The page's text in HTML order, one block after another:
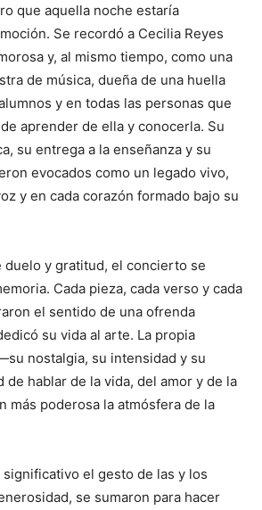
que aquella noche estaría
Se recordó a Cecilia Reyes
y, al mismo tiempo, como una
de música, dueña de una huella
y en todas las personas que
aprender de ella y conocerla. Su
su entrega a la enseñanza y su
evocados como un legado vivo,
y en cada corazón formado bajo su
duelo y gratitud, el concierto se
Cada pieza, cada verso y cada
el sentido de una ofrenda
su vida al arte. La propia
nostalgia, su intensidad y su
de hablar de la vida, del amor y de la
más poderosa la atmósfera de la
el gesto de las y los
se sumaron para hacer